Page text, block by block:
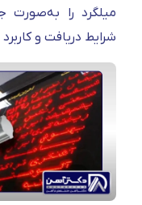
میلگرد را به‌صورت
شرایط دریافت و